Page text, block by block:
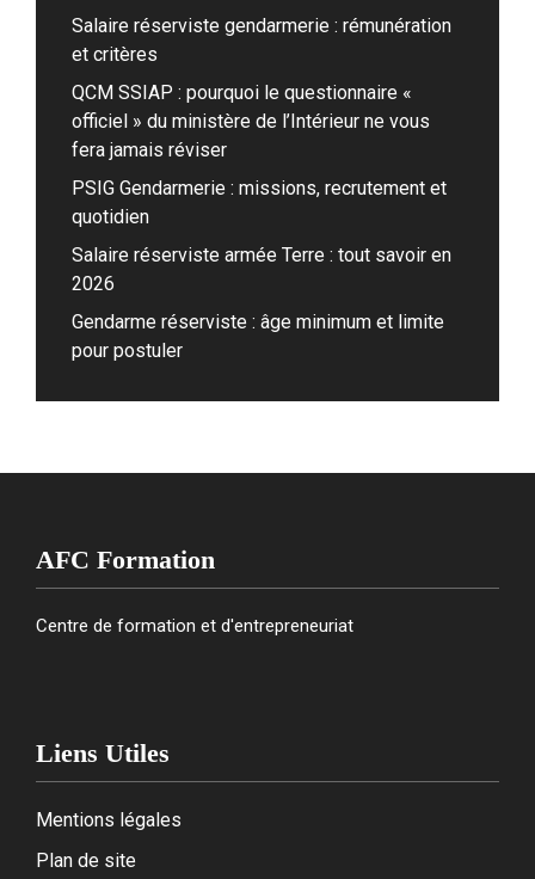
Salaire réserviste gendarmerie : rémunération
et critères
QCM SSIAP : pourquoi le questionnaire «
officiel » du ministère de l’Intérieur ne vous
fera jamais réviser
PSIG Gendarmerie : missions, recrutement et
quotidien
Salaire réserviste armée Terre : tout savoir en
2026
Gendarme réserviste : âge minimum et limite
pour postuler
AFC Formation
Centre de formation et d'entrepreneuriat
Liens Utiles
Mentions légales
Plan de site